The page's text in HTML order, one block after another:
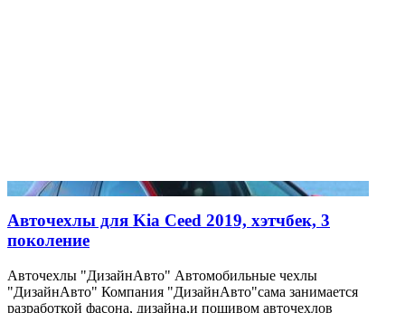
Авточехлы для Kia Ceed 2019, хэтчбек, 3
поколение
Авточехлы "ДизайнАвто" Автомобильные чехлы
"ДизайнАвто" Компания "ДизайнАвто"сама занимается
разработкой фасона, дизайна,и пошивом авточехлов